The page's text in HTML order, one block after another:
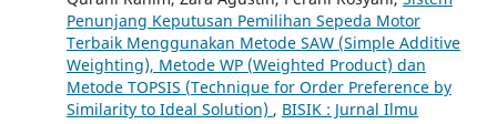
Penunjang Keputusan Pemilihan Sepeda Motor
Terbaik Menggunakan Metode SAW (Simple Additive
Weighting), Metode WP (Weighted Product) dan
Metode TOPSIS (Technique for Order Preference by
Similarity to Ideal Solution) , BISIK : Jurnal Ilmu